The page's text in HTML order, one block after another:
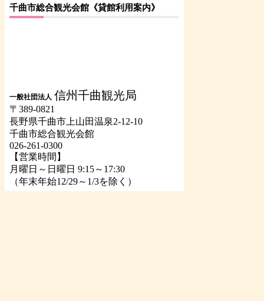
千曲市総合観光会館《貸館利用案内》
一般社団法人 信州千曲観光局
〒389-0821
長野県千曲市上山田温泉2-12-10
千曲市総合観光会館
026-261-0300
【営業時間】
月曜日～日曜日 9:15～17:30
（年末年始12/29～1/3を除く）